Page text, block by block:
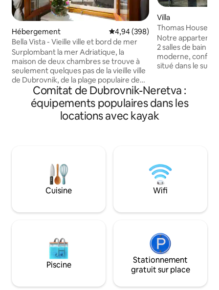
Hébergement Évaluation moyenne sur la
4,94 (398)
Bella Vista - Vieille ville et bord de mer
Surplombant la mer Adriatique, la
maison de deux chambres se trouve à
seulement quelques pas de la vieille ville
de Dubrovnik, de la plage populaire de
Banje, du téléphérique, des boutiques et
des restaurants offrant une vue
imprenable sur les murs de la ville, les
fortifications, le pont de pierre, le vieux
destination de choix pour tous ceux qui
aiment regarder le soleil se coucher sous
l'horizon au milieu d'un jeu méditatif
d'oranges et de magentas.
Villa
Thomas House
bateau, paddle,
Notre
2 salles de bain
moderne,
situé dans le sud/
grande baie de
un
cristalline.
alimentation
tuba, de la
parasol, des
hamacs, une
Comitat de Dubrovnik-Neretva :
équipements populaires dans les
locations avec kayak
Cuisine Wifi
Piscine
Stationnement
gratuit sur place